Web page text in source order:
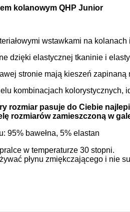
kolanowym QHP Junior
wstawkami na
dzięki elastycznej tkaninie i
stronie mają kieszeń zapinaną
kombinacjach kolorystycznych,
rozmiar pasuje do Ciebie
rozmiarów zamieszczoną w
95% bawełna, 5% elastan
w temperaturze 30 stopni.
płynu zmiękczającego i nie